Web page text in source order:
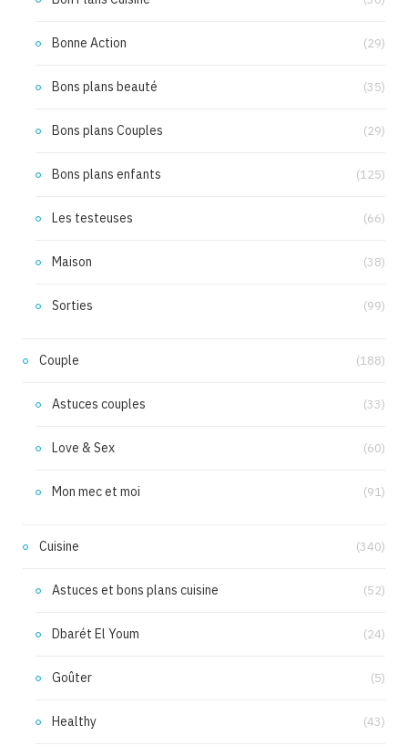
Bonne Action (29)
Bons plans beauté (35)
Bons plans Couples (29)
Bons plans enfants (125)
Les testeuses (66)
Maison (38)
Sorties (99)
Couple (188)
Astuces couples (33)
Love & Sex (60)
Mon mec et moi (91)
Cuisine (340)
Astuces et bons plans cuisine (52)
Dbarét El Youm (24)
Goûter (5)
Healthy (43)